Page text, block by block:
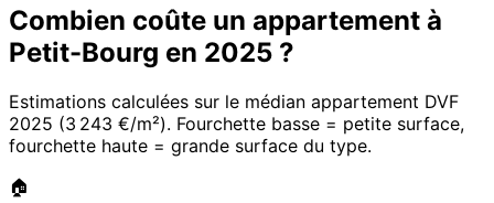
Combien coûte un appartement à
Petit-Bourg en 2025 ?
Estimations calculées sur le médian appartement DVF
2025 (3 243 €/m²). Fourchette basse = petite surface,
fourchette haute = grande surface du type.
🏠